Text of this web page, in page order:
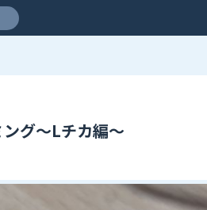
グ～Lチカ編～